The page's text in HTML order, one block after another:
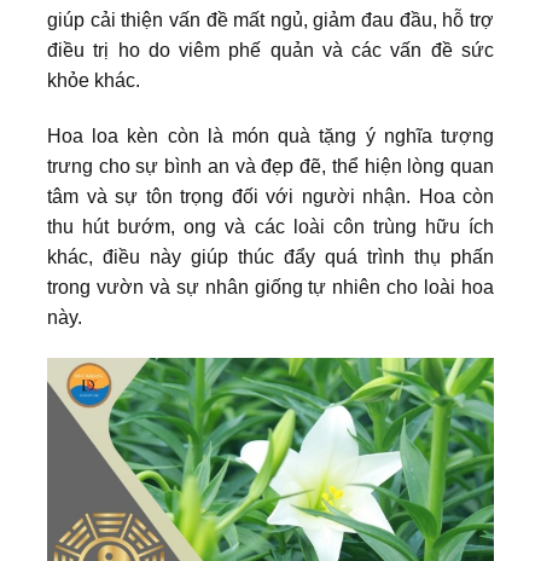
giúp cải thiện vấn đề mất ngủ, giảm đau đầu, hỗ trợ
điều trị ho do viêm phế quản và các vấn đề sức
khỏe khác.
Hoa loa kèn còn là món quà tặng ý nghĩa tượng
trưng cho sự bình an và đẹp đẽ, thể hiện lòng quan
tâm và sự tôn trọng đối với người nhận. Hoa còn
thu hút bướm, ong và các loài côn trùng hữu ích
khác, điều này giúp thúc đẩy quá trình thụ phấn
trong vườn và sự nhân giống tự nhiên cho loài hoa
này.